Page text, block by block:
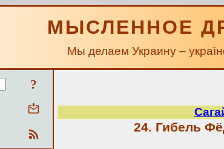
МЫСЛЕННОЕ
Мы делаем Украину –
?
24. Гибель